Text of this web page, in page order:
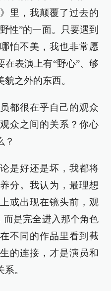
里，我颠覆了过去的
性”的一面。只要遇到
怕不美，我也非常愿
表演上有“野心”、够
之外的东西。
都很在乎自己的观众
众之间的关系？你心
？
是好还是坏，我都将
分。我认为，最理想
或出现在镜头前，观
而是完全进入那个角色
不同的作品里看到截
的连接，才是演员和
。